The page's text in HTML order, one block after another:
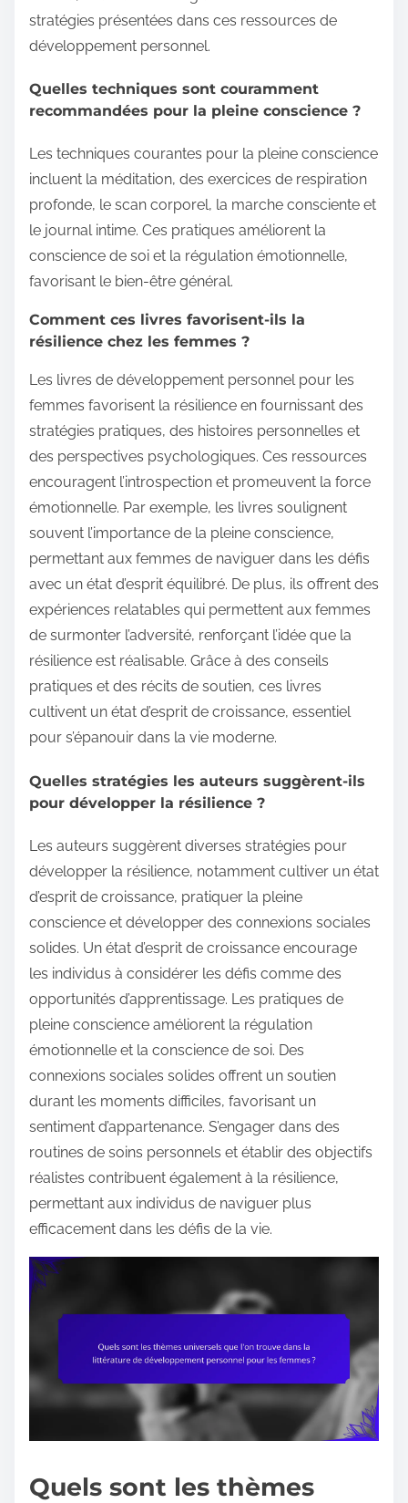
stratégies présentées dans ces ressources de
développement personnel.
Quelles techniques sont couramment
recommandées pour la pleine conscience ?
Les techniques courantes pour la pleine conscience
incluent la méditation, des exercices de respiration
profonde, le scan corporel, la marche consciente et
le journal intime. Ces pratiques améliorent la
conscience de soi et la régulation émotionnelle,
favorisant le bien-être général.
Comment ces livres favorisent-ils la
résilience chez les femmes ?
Les livres de développement personnel pour les
femmes favorisent la résilience en fournissant des
stratégies pratiques, des histoires personnelles et
des perspectives psychologiques. Ces ressources
encouragent l’introspection et promeuvent la force
émotionnelle. Par exemple, les livres soulignent
souvent l’importance de la pleine conscience,
permettant aux femmes de naviguer dans les défis
avec un état d’esprit équilibré. De plus, ils offrent des
expériences relatables qui permettent aux femmes
de surmonter l’adversité, renforçant l’idée que la
résilience est réalisable. Grâce à des conseils
pratiques et des récits de soutien, ces livres
cultivent un état d’esprit de croissance, essentiel
pour s’épanouir dans la vie moderne.
Quelles stratégies les auteurs suggèrent-ils
pour développer la résilience ?
Les auteurs suggèrent diverses stratégies pour
développer la résilience, notamment cultiver un état
d’esprit de croissance, pratiquer la pleine
conscience et développer des connexions sociales
solides. Un état d’esprit de croissance encourage
les individus à considérer les défis comme des
opportunités d’apprentissage. Les pratiques de
pleine conscience améliorent la régulation
émotionnelle et la conscience de soi. Des
connexions sociales solides offrent un soutien
durant les moments difficiles, favorisant un
sentiment d’appartenance. S’engager dans des
routines de soins personnels et établir des objectifs
réalistes contribuent également à la résilience,
permettant aux individus de naviguer plus
efficacement dans les défis de la vie.
Quels sont les thèmes